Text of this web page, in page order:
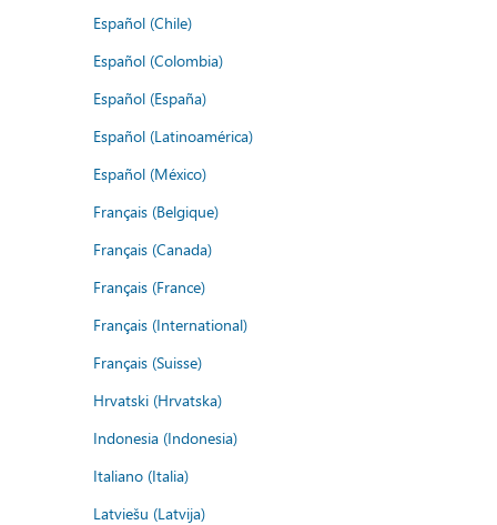
Español (Chile)
Español (Colombia)
Español (España)
Español (Latinoamérica)
Español (México)
Français (Belgique)
Français (Canada)
Français (France)
Français (International)
Français (Suisse)
Hrvatski (Hrvatska)
Indonesia (Indonesia)
Italiano (Italia)
Latviešu (Latvija)